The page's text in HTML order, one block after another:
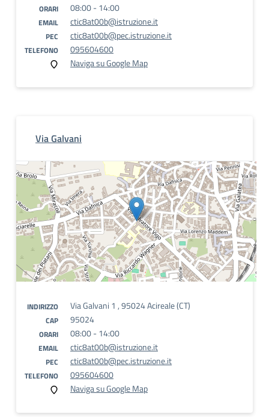
ORARI
08:00 - 14:00
EMAIL ctic8at00b@istruzione.it
PEC ctic8at00b@pec.istruzione.it
TELEFONO
095604600
Naviga su Google Map
Via Galvani
INDIRIZZO Via Galvani 1 , 95024 Acireale (CT)
CAP 95024
ORARI 08:00 - 14:00
EMAIL ctic8at00b@istruzione.it
PEC ctic8at00b@pec.istruzione.it
TELEFONO
095604600
Naviga su Google Map